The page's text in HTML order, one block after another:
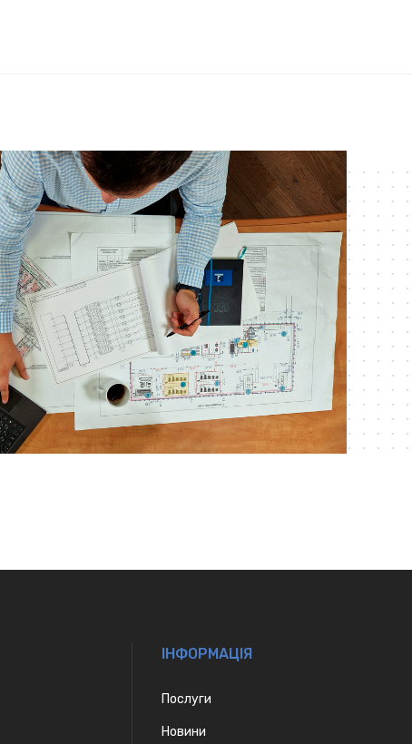
IНФОРМАЦІЯ
Послуги
Новини